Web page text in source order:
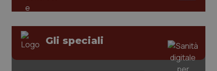
Gli speciali
tracking-sites-ironfish-
www.quotidianosanita.it